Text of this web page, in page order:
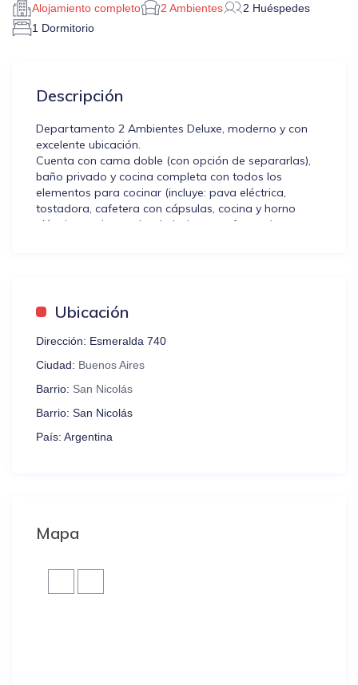
Alojamiento completo 2 Ambientes
2 Huéspedes
1 Dormitorio
Descripción
Departamento 2 Ambientes Deluxe, moderno y con
excelente ubicación.
Cuenta con cama doble (con opción de separarlas),
baño privado y cocina completa con todos los
elementos para cocinar (incluye: pava eléctrica,
tostadora, cafetera con cápsulas, cocina y horno
eléctricos, microondas, heladera con freezer).
El edificio está ubicado en el centro de la Ciudad de
Buenos Aires, cerca del Obelisco, Plaza de Mayo, la
Casa Rosada y el Cabildo. Además, es una de las
calle Florida y disfrutar de la noche mágica de
Buenos Aires sobre la Avenida Corrientes y en la
¡Ideal para conocer la ciudad!
Pedimos por favor que lean las NORMAS DE LA
Ubicación
Dirección: Esmeralda 740
Ciudad: Buenos Aires
Barrio: San Nicolás
Barrio: San Nicolás
País: Argentina
Mapa